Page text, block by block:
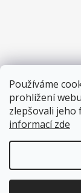
Používáme
prohlížení
zlepšovali jeho
informací zde
Copyright